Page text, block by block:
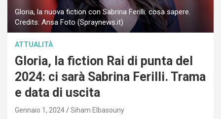
Gloria, la nuova fiction con Sabrina Ferilli: cosa sapere.
Credits: Ansa Foto (Spraynews.it)
ATTUALITÀ
Gloria, la fiction Rai di punta del
2024: ci sarà Sabrina Ferilli. Trama
e data di uscita
Gennaio 1, 2024 Siham Elbasouny